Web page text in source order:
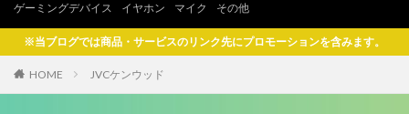
ゲーミングデバイス イヤホン マイク その他
※当ブログでは商品・サービスのリンク先にプロモーションを含みます。
HOME JVCケンウッド